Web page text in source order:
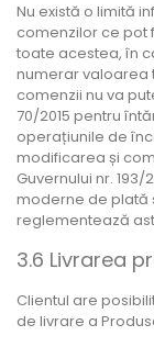
Nu există o limită
comenzilor ce pot
toate acestea, în
numerar valoarea
comenzii nu va
70/2015 pentru
operațiunile de
modificarea și
Guvernului nr.
moderne de plată
reglementează
3.6 Livrarea
Clientul are
de livrare a